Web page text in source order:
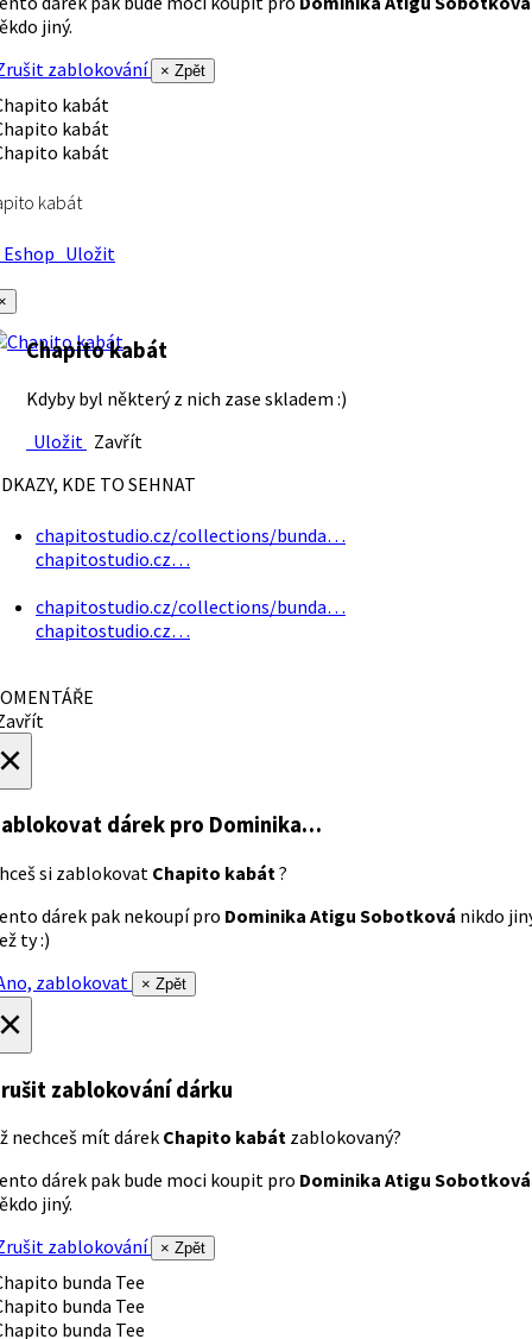
jiný.
zablokování
× Zpět
kabát
Uložit
Chapito kabát
Kdyby byl některý z nich zase skladem :)
Uložit Zavřít
KDE TO SEHNAT
chapitostudio.cz/collections/bunda…
chapitostudio.cz…
chapitostudio.cz/collections/bunda…
chapitostudio.cz…
dárek pro Dominika…
si zablokovat Chapito kabát ?
dárek pak nekoupí pro Dominika Atigu Sobotková nikdo
ty :)
zablokovat
× Zpět
zablokování dárku
nechceš mít dárek Chapito kabát zablokovaný?
dárek pak bude moci koupit pro Dominika Atigu Sobotková
jiný.
zablokování
× Zpět